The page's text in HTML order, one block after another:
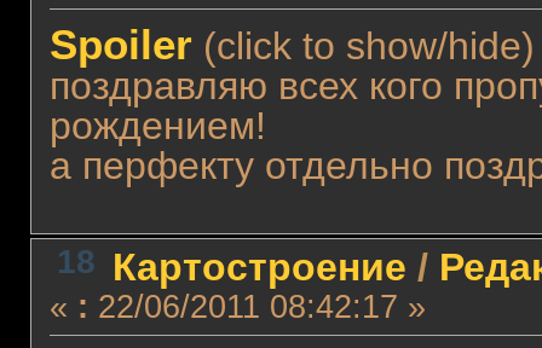
Spoiler (click to show/hide)
поздравляю всех кого
рождением!
а перфекту отдельно
18 Картостроение /
« : 22/06/2011 08:42:17 »